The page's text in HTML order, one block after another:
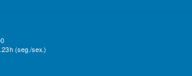
(seg./sex.)